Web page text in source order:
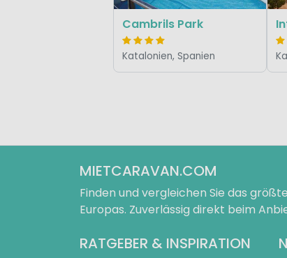
Cambrils Park
Katalonien, Spanien
MIETCARAVAN.COM
Finden und vergleichen Sie das
Europas. Zuverlässig direkt beim
RATGEBER & INSPIRATION